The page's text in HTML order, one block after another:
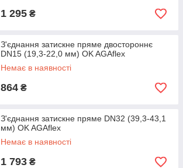
1 295 ₴
З'єднання затискне пряме двостороннє
DN15 (19,3-22,0 мм) OK AGAflex
Немає в наявності
864 ₴
З'єднання затискне пряме DN32 (39,3-43,1
мм) OK AGAflex
Немає в наявності
1 793 ₴